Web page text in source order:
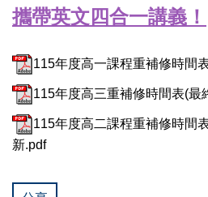
攜帶英文四合一講義！
115年度高一課程重補修時間
115年度高三重補修時間表(最
115年度高二課程重補修時間
新.pdf